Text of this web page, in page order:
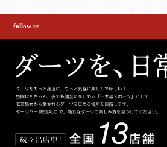
follow us